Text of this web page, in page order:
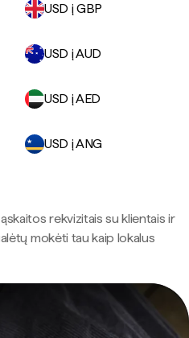
USD į GBP
USD į AUD
USD į AED
USD į ANG
rekvizitais su klientais ir
mokėti tau kaip lokalus